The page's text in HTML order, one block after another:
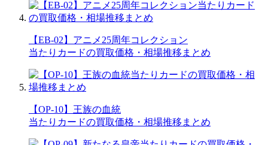
【EB-02】アニメ25周年コレクション
当たりカードの買取価格・相場推移まとめ
【OP-10】王族の血統
当たりカードの買取価格・相場推移まとめ